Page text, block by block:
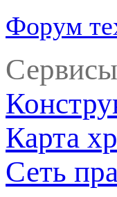
Форум
Карта
Сеть